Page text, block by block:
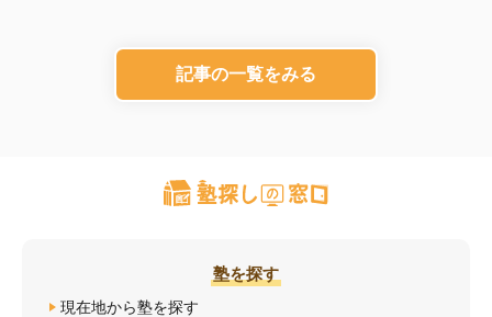
記事の一覧をみる
塾を探す
現在地から塾を探す